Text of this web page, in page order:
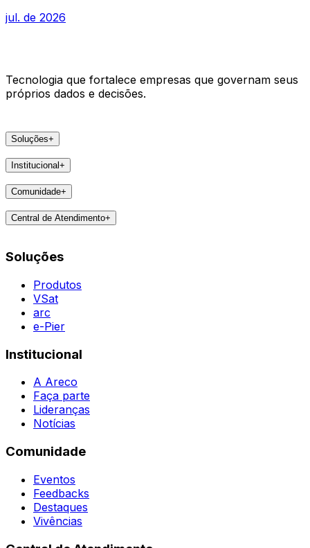
jul. de 2026
Tecnologia que fortalece empresas que governam seus
próprios dados e decisões.
Soluções+
Produtos
arc
Institucional+
A Areco
Lideranças
Comunidade+
Eventos
Vivências
Central de Atendimento+
Todas as Regiões
Agent
Soluções
Produtos
VSat
arc
e-Pier
Institucional
A Areco
Faça parte
Lideranças
Notícias
Comunidade
Eventos
Feedbacks
Destaques
Vivências